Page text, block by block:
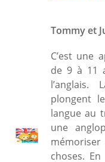
Tommy et
C’est une
de 9 à 11
l’anglais.
plongent
langue au
une
choses.